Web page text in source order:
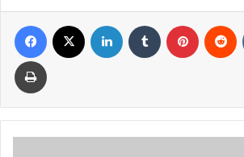
Facebook LinkedIn Tumblr Pinterest
Yazdır